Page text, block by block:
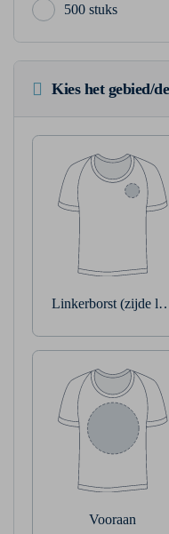
500 stuks
Kies het gebied/
Linkerborst (zijde
Vooraan